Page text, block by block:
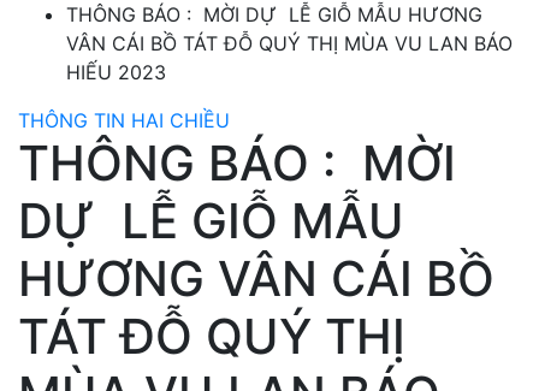
THÔNG BÁO : MỜI DỰ LỄ GIỖ MẪU HƯƠNG
VÂN CÁI BỒ TÁT ĐỖ QUÝ THỊ MÙA VU LAN BÁO
HIẾU 2023
THÔNG TIN HAI CHIỀU
THÔNG BÁO : MỜI
DỰ LỄ GIỖ MẪU
HƯƠNG VÂN CÁI BỒ
TÁT ĐỖ QUÝ THỊ